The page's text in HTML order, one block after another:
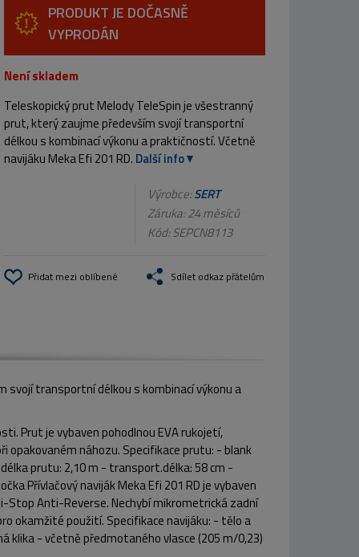
PRODUKT JE DOČASNĚ
VYPRODÁN
Není skladem
Teleskopický prut Melody TeleSpin je všestranný
prut, který zaujme především svojí transportní
délkou s kombinací výkonu a praktičností. Včetně
navijáku Meka Efi 201 RD. Další info
Výrobce:SERT
Záruka: 24 měsíců
Kód:SEPCN8113
Přidat mezi oblíbené Sdílet odkaz přátelům
svojí transportní délkou s kombinací výkonu a
Prut je vybaven pohodlnou EVA rukojetí,
opakovaném náhozu. Specifikace prutu: - blank
prutu: 2,10 m - transport.délka: 58 cm -
Přívlačový naviják Meka Efi 201 RD je vybaven
Stop Anti-Reverse. Nechybí mikrometrická zadní
okamžité použití. Specifikace navijáku: - tělo a
klika - včetně předmotaného vlasce (205 m/0,23)